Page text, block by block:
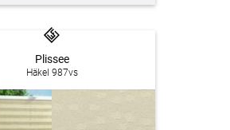
Plissee
Häkel 987vs